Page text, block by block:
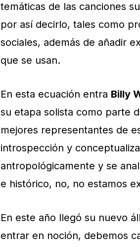
temáticas de las canciones
por así decirlo, tales como
sociales, además de añadir
que se usan.
En esta ecuación entra Billy
su etapa solista como parte
mejores representantes de
introspección y
antropológicamente y se
e histórico, no, no estamos
En este año llegó su nuevo
entrar en noción, debemos